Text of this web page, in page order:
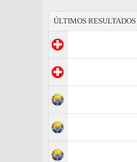
ÚLTIMOS RESULTADOS